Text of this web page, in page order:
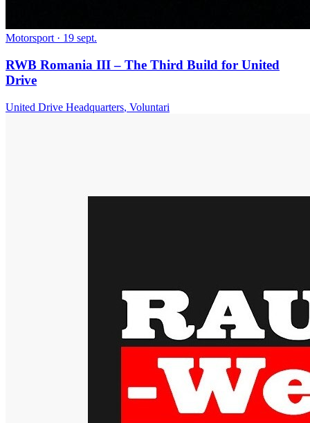
Motorsport · 19 sept.
RWB Romania III – The Third Build for United
Drive
United Drive Headquarters, Voluntari